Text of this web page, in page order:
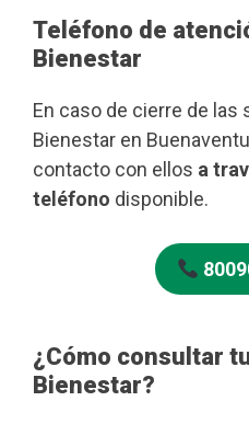
Teléfono de
Bienestar
En caso de cierre de las
Bienestar en
contacto con ellos a
teléfono disponible.
¿Cómo consultar
Bienestar?